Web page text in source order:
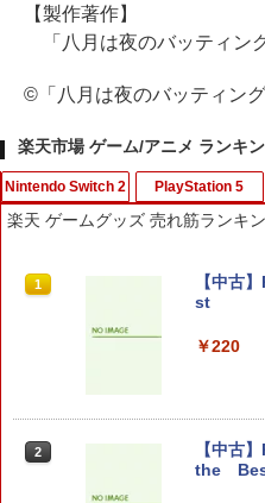
【製作著作】
「八月は夜のバッティン
©「八月は夜のバッティン
楽天市場 ゲーム/アニメ ランキ
Nintendo Switch 2
1
ィルム
貼り付
￥1,000
PlayStation 5
楽天 ゲームグッズ 売れ筋ランキ
1
【中古
st
￥220
2
【中古
the